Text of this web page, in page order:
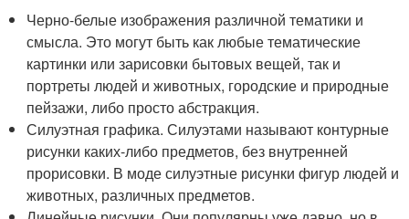
Черно-белые изображения различной тематики и
смысла. Это могут быть как любые тематические
картинки или зарисовки бытовых вещей, так и
портреты людей и животных, городские и природные
пейзажи, либо просто абстракция.
Силуэтная графика. Силуэтами называют контурные
рисунки каких-либо предметов, без внутренней
прорисовки. В моде силуэтные рисунки фигур людей и
животных, различных предметов.